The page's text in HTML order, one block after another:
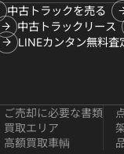
中古トラックを売る
中古トラックリース
LINEカンタン無料査
ご売却に必要な書類
買取エリア
高額買取車輌